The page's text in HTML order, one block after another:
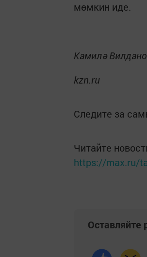
мөмкин иде.
Камилә
kzn.ru
Следите за
Читайте
https://max.ru/
Оставляйте